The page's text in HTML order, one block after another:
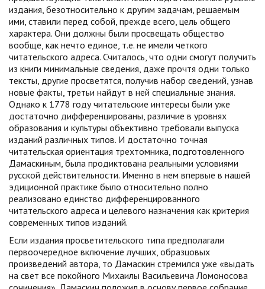
издания, безотносительно к другим задачам, решаемым
ими, ставили перед собой, прежде всего, цель общего
характера. Они должны были просвещать общество
вообще, как нечто единое, т.е. не имели четкого
читательского адреса. Считалось, что одни смогут получить
из книги минимальные сведения, даже прочтя одни только
тексты, другие просветятся, получив набор сведений, узнав
новые факты, третьи найдут в ней специальные знания.
Однако к 1778 году читательские интересы были уже
достаточно дифференцированы, различие в уровнях
образования и культуры объективно требовали выпуска
изданий различных типов. И достаточно точная
читательская ориентация трехтомника, подготовленного
Дамаскиным, была продиктована реальными условиями
русской действительности. Именно в нем впервые в нашей
эдиционной практике было относительно полно
реализовано единство дифференцированного
читательского адреса и целевого назначения как критерия
современных типов изданий.
Если издания просветительского типа предполагали
первоочередное включение лучших, образцовых
произведений автора, то Дамаскин стремился уже «выдать
на свет все покойного Михаилы Васильевича Ломоносова